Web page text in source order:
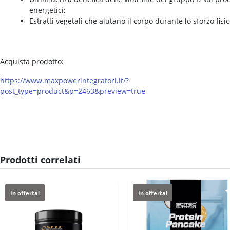
energetici;
Estratti vegetali che aiutano il corpo durante lo sforzo
Acquista prodotto:
https://www.maxpowerintegratori.it/?
post_type=product&p=2463&preview=true
Prodotti correlati
In offerta! In offerta!